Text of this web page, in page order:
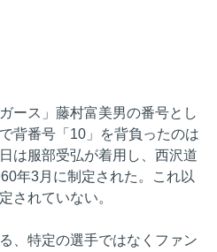
ース」藤村富美男の番号とし
背番号「10」を背負ったのは
は服部受弘が着用し、西沢道
年3月に制定された。これ以
されていない。
、特定の選手ではなくファン